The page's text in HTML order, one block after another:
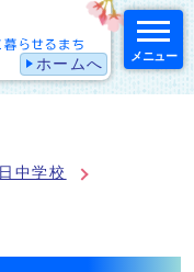
ホームへ メニュー
中学校